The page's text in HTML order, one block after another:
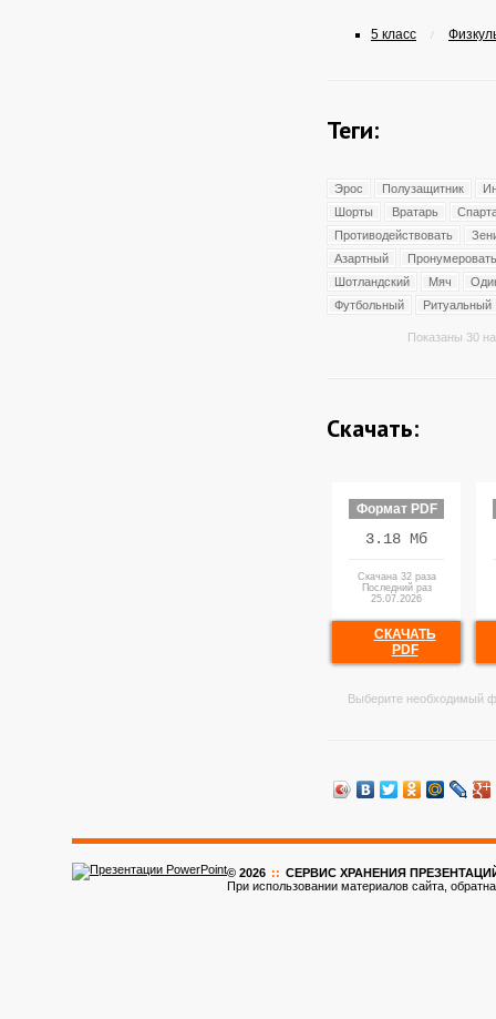
5 класс /
Теги:
Эрос Полузащитник
Шорты
Вратарь
Противодействовать
Азартный
Пронумеровать
Шотландский
Мяч
Футбольный
Ритуальный
Показаны 30
Скачать:
Формат PDF
3.18 Мб
Скачана 32 раза
Последний раз
25.07.2026
СКАЧАТЬ
PDF
Выберите необходимый
© 2026 :: CЕРВИС ХРАНЕНИЯ ПРЕЗЕНТАЦИЙ
При использовании материалов сайта,